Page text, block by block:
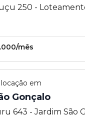
250 -
- SP
mês
locação em
Gonçalo
643 - Jardim São